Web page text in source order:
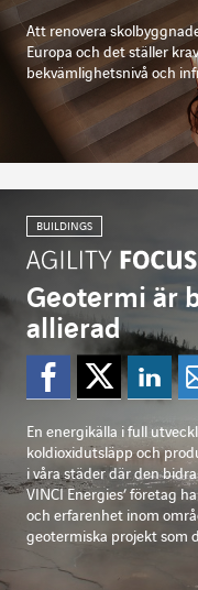
Att renovera
Europa och det ställer
bekvämlighetsnivå och
BUILDINGS
Geotermi är
allierad
Dela
En energikälla i full
koldioxidutsläpp och
i våra städer där den
VINCI Energies’ företag
och erfarenhet inom
geotermiska projekt som